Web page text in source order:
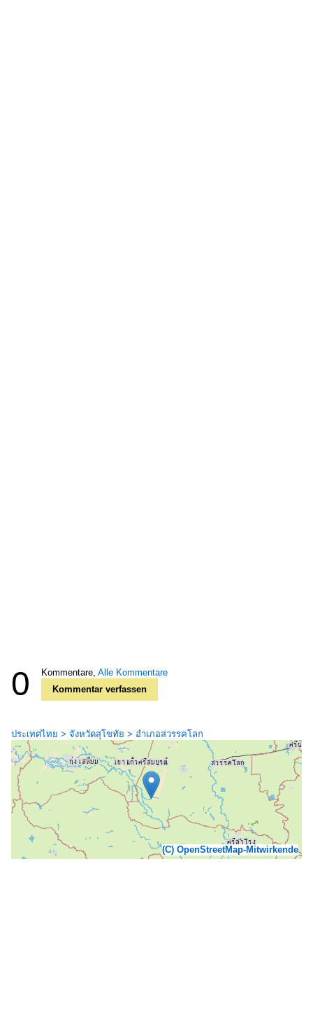
0 Kommentare, Alle Kommentare
Kommentar verfassen
ประเทศไทย > จังหวัดสุโขทัย > อำเภอสวรรคโลก
(C) OpenStreetMap-Mitwirkende